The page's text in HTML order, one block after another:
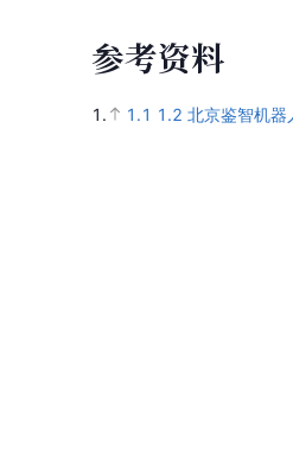
参考资料
1. 1.1 1.2 北京鉴智机器